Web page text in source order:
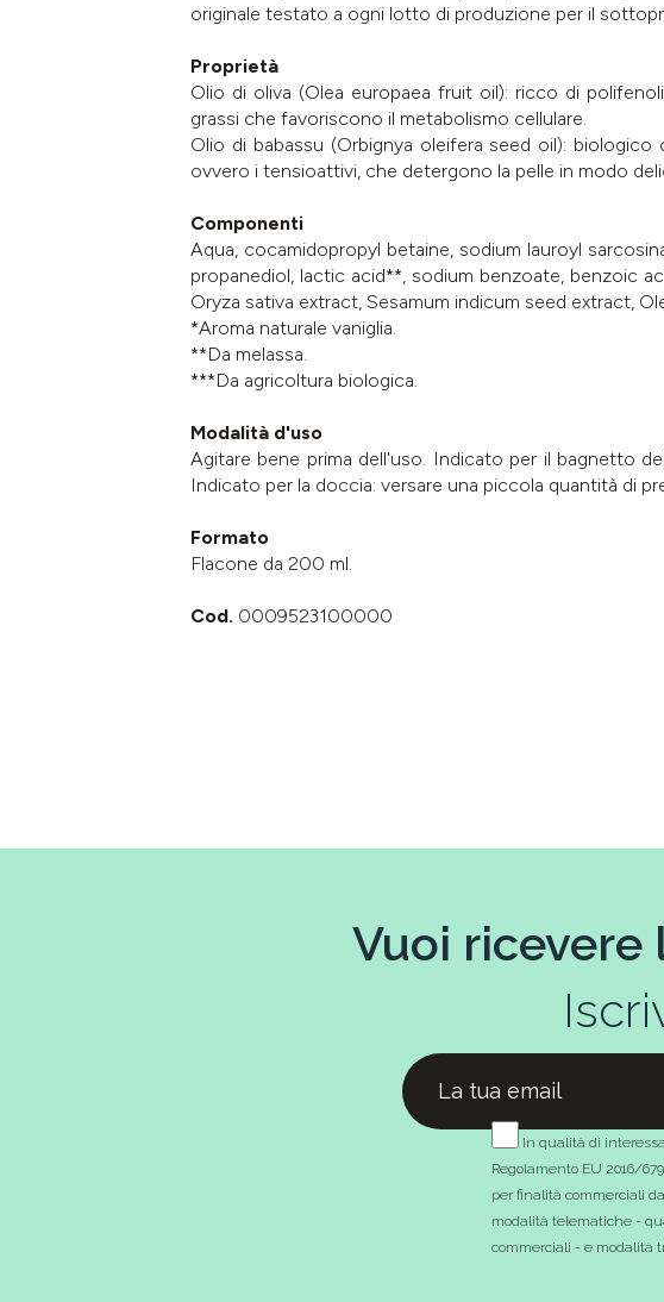
originale testato a ogni lotto di produzione per il
Proprietà
Olio di oliva (Olea europaea fruit oil): ricco di
grassi che favoriscono il metabolismo cellulare.
Olio di babassu (Orbignya oleifera seed oil):
ovvero i tensioattivi, che detergono la pelle in modo
Componenti
Aqua, cocamidopropyl betaine, sodium lauroyl
propanediol, lactic acid**, sodium benzoate, benzoic
Oryza sativa extract, Sesamum indicum seed extract,
*Aroma naturale vaniglia.
**Da melassa.
***Da agricoltura biologica.
Modalità d'uso
Agitare bene prima dell'uso. Indicato per il bagnetto
Indicato per la doccia: versare una piccola quantità di
Formato
Flacone da 200 ml.
Cod. 0009523100000
Vuoi
In qualità di
Regolamento EU 2016/
per finalità commerciali
modalità telematiche -
commerciali - e modalità